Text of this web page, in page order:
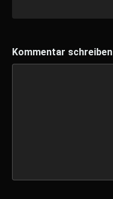
Kommentar schreiben